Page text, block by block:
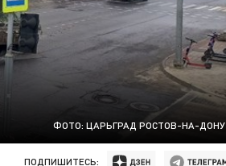
ФОТО: ЦАРЬГРАД РОСТОВ-НА-ДОНУ
ПОДПИШИТЕСЬ: